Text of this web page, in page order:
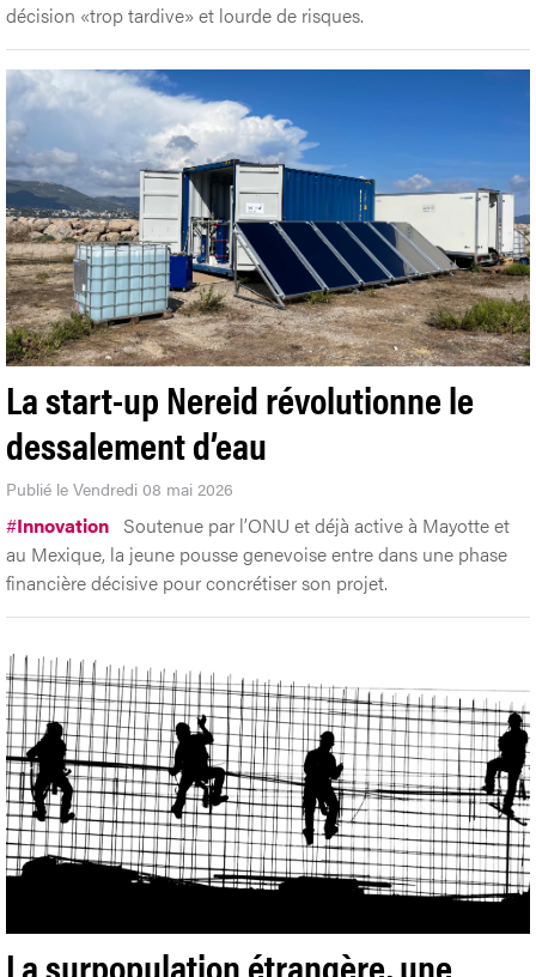
décision «trop tardive» et lourde de risques.
La start-up Nereid révolutionne le
dessalement d’eau
Publié le Vendredi 08 mai 2026
#Innovation Soutenue par l’ONU et déjà active à Mayotte et
au Mexique, la jeune pousse genevoise entre dans une phase
financière décisive pour concrétiser son projet.
La surpopulation étrangère, une